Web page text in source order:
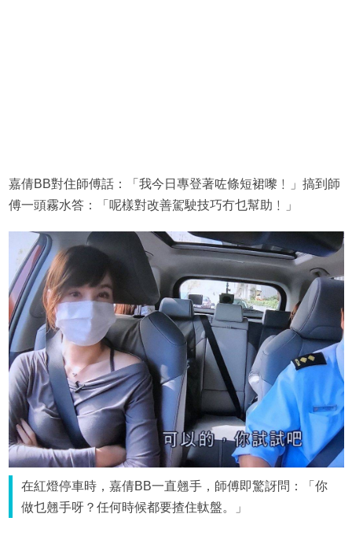
嘉倩BB對住師傅話：「我今日專登著咗條短裙嚟﹗」搞到師
傅一頭霧水答：「呢樣對改善駕駛技巧冇乜幫助﹗」
在紅燈停車時，嘉倩BB一直翹手，師傅即驚訝問：「你
做乜翹手呀？任何時候都要揸住軚盤。」